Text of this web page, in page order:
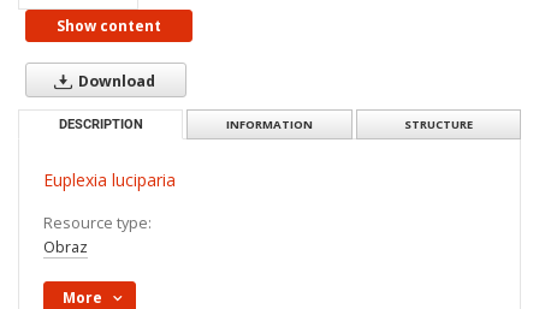
Show content
Download
DESCRIPTION INFORMATION STRUCTURE
Euplexia luciparia
Resource type:
Obraz
More